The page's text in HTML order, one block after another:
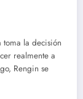
toma la decisión
realmente a
Rengin se